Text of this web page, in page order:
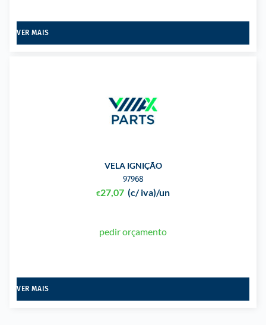
VER MAIS
VELA IGNIÇÃO
97968
€27,07 (c/ iva)/un
pedir orçamento
VER MAIS